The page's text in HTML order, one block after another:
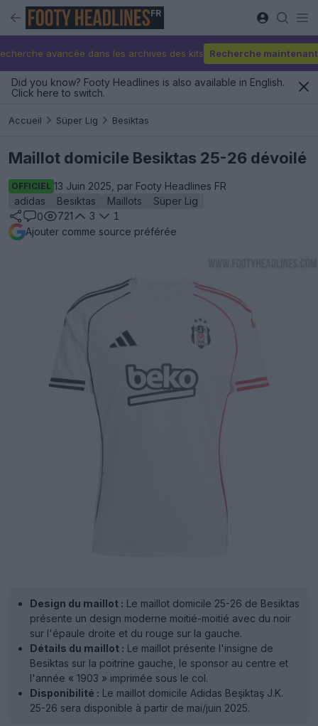
FR
avancée dans les archives des kits Recherche maintenant
Did you know? Footy Headlines is also available in English.
Click here to switch.
Accueil Süper Lig Besiktas
Maillot domicile Besiktas 25-26 dévoilé
OFFICIEL 13 Juin 2025, par Footy Headlines FR
adidas
Besiktas Maillots
Süper Lig
0
721 3
1
Ajouter comme source préférée
Design du maillot : Le maillot domicile 25-26 de Besiktas
présente un design moderne moitié-moitié avec du noir
sur l'épaule droite et du rouge sur la gauche.
Détails du maillot : Le maillot présente l'insigne de
Besiktas sur la poitrine gauche, le sponsor au centre et
l'année « 1903 » imprimée sous le col.
Disponibilité : Le maillot domicile Adidas Beşiktaş J.K.
25-26 sera disponible à partir de mai/juin 2025.